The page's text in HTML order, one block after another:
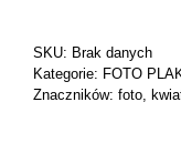
SKU: Brak danych
Kategorie: FOTO
Znaczników: foto,